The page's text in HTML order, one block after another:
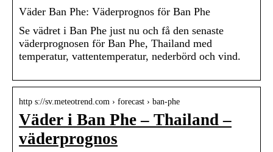
Väder Ban Phe: Väderprognos för Ban Phe
Se vädret i Ban Phe just nu och få den senaste
väderprognosen för Ban Phe, Thailand med
temperatur, vattentemperatur, nederbörd och vind.
http s://sv.meteotrend.com › forecast › ban-phe
Väder i Ban Phe – Thailand –
väderprognos